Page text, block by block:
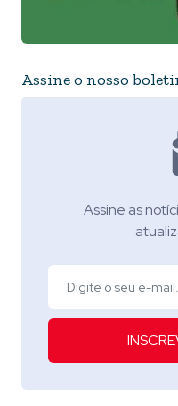
Assine o nosso
Assine as